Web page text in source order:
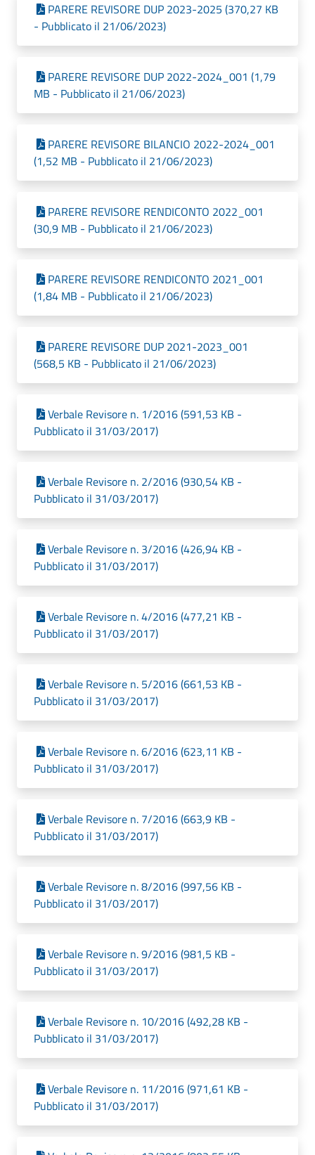
PARERE REVISORE DUP 2023-2025 (370,27 KB
- Pubblicato il 21/06/2023)
PARERE REVISORE DUP 2022-2024_001 (1,79
MB - Pubblicato il 21/06/2023)
PARERE REVISORE BILANCIO 2022-2024_001
(1,52 MB - Pubblicato il 21/06/2023)
PARERE REVISORE RENDICONTO 2022_001
(30,9 MB - Pubblicato il 21/06/2023)
PARERE REVISORE RENDICONTO 2021_001
(1,84 MB - Pubblicato il 21/06/2023)
PARERE REVISORE DUP 2021-2023_001
(568,5 KB - Pubblicato il 21/06/2023)
Verbale Revisore n. 1/2016 (591,53 KB -
Pubblicato il 31/03/2017)
Verbale Revisore n. 2/2016 (930,54 KB -
Pubblicato il 31/03/2017)
Verbale Revisore n. 3/2016 (426,94 KB -
Pubblicato il 31/03/2017)
Verbale Revisore n. 4/2016 (477,21 KB -
Pubblicato il 31/03/2017)
Verbale Revisore n. 5/2016 (661,53 KB -
Pubblicato il 31/03/2017)
Verbale Revisore n. 6/2016 (623,11 KB -
Pubblicato il 31/03/2017)
Verbale Revisore n. 7/2016 (663,9 KB -
Pubblicato il 31/03/2017)
Verbale Revisore n. 8/2016 (997,56 KB -
Pubblicato il 31/03/2017)
Verbale Revisore n. 9/2016 (981,5 KB -
Pubblicato il 31/03/2017)
Verbale Revisore n. 10/2016 (492,28 KB -
Pubblicato il 31/03/2017)
Verbale Revisore n. 11/2016 (971,61 KB -
Pubblicato il 31/03/2017)